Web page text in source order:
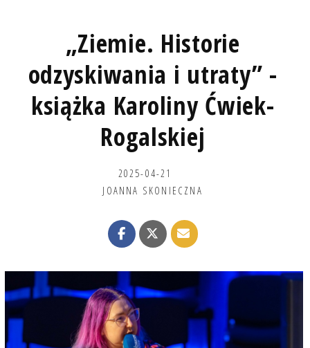
„Ziemie. Historie
odzyskiwania i utraty” -
książka Karoliny Ćwiek-
Rogalskiej
2025-04-21
JOANNA SKONIECZNA